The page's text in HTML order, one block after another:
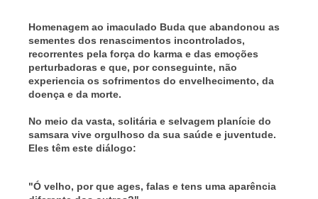
Homenagem ao imaculado Buda que abandonou as
sementes dos renascimentos incontrolados,
recorrentes pela força do karma e das emoções
perturbadoras e que, por conseguinte, não
experiencia os sofrimentos do envelhecimento, da
doença e da morte.
No meio da vasta, solitária e selvagem planície do
samsara vive orgulhoso da sua saúde e juventude.
Eles têm este diálogo:
"Ó velho, por que ages, falas e tens uma aparência